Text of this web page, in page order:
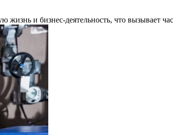
и бизнес-деятельность, что вызывает